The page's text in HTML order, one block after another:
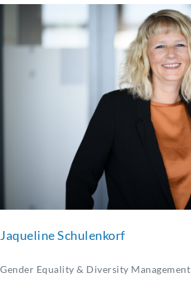
Jaqueline Schulenkorf
Gender Equality & Diversity Management